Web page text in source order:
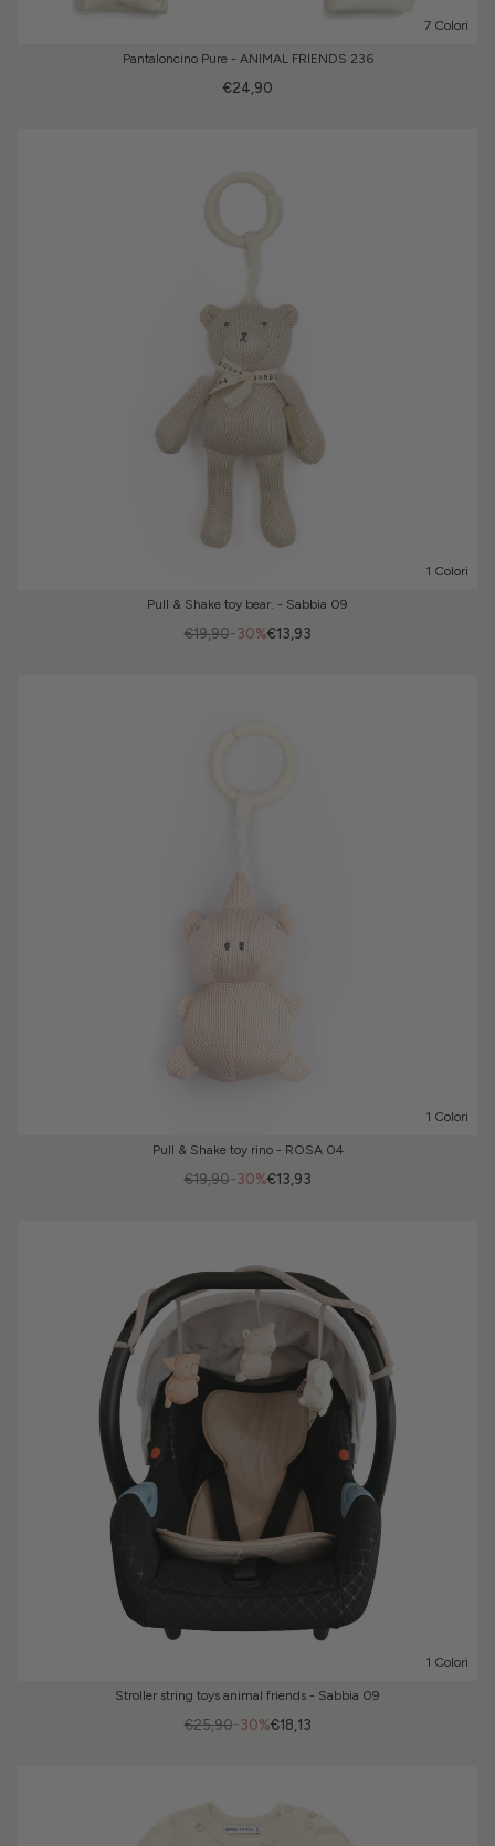
7 Colori
Pantaloncino Pure - ANIMAL FRIENDS 236
€24,90
1 Colori
Pull & Shake toy bear. - Sabbia 09
-30%
€19,90 €13,93
1 Colori
Pull & Shake toy rino - ROSA 04
-30%
€19,90 €13,93
1 Colori
Stroller string toys animal friends - Sabbia 09
-30%
€25,90 €18,13